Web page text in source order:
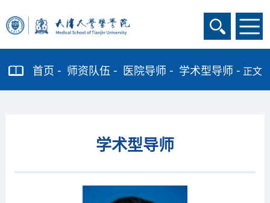
首页 师资队伍 医院导师 学术型导师 正文
学术型导师